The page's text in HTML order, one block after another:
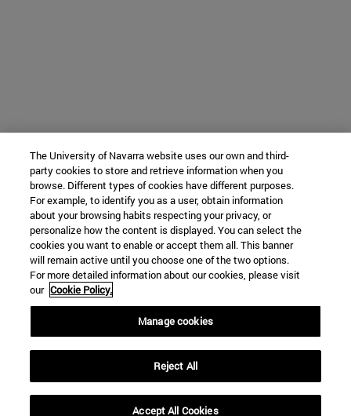
The University of Navarra website uses our own and third-
party cookies to store and retrieve information when you
browse. Different types of cookies have different purposes.
For example, to identify you as a user, obtain information
about your browsing habits respecting your privacy, or
personalize how the content is displayed. You can select the
cookies you want to enable or accept them all. This banner
will remain active until you choose one of the two options.
For more detailed information about our cookies, please visit
our Cookie Policy.
Manage cookies
Reject All
Accept All Cookies